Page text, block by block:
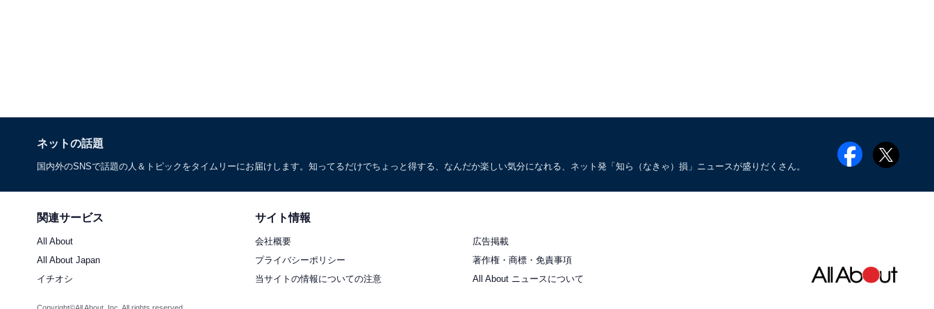
ネットの話題
国内外のSNSで話題の人＆トピックをタイムリーにお届けします。知ってるだけでちょっと得する、なんだか楽しい気分になれる、ネット発「知ら（なきゃ）損」ニュースが盛りだくさん。
関連サービス
All About
All About Japan
イチオシ
サイト情報
会社概要
広告掲載
プライバシーポリシー
著作権・商標・免責事項
当サイトの情報についての注意
All About ニュースについて